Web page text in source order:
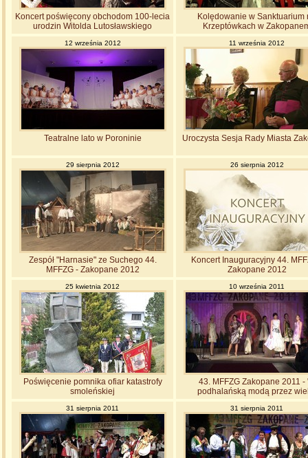
Koncert poświęcony obchodom 100-lecia
urodzin Witolda Lutosławskiego
Kolędowanie w Sanktuarium
Krzeptówkach w
12 września 2012
Teatralne lato w Poroninie
11 września 2012
Uroczysta Sesja Rady Miasta
29 sierpnia 2012
Zespół "Harnasie" ze Suchego 44.
MFFZG - Zakopane 2012
26 sierpnia 2012
Koncert Inauguracyjny 44.
Zakopane 2012
25 kwietnia 2012
Poświęcenie pomnika ofiar katastrofy
smoleńskiej
10 września 2011
43. MFFZG Zakopane 2011 -
podhalańską modą przez
31 sierpnia 2011 31 sierpnia 2011